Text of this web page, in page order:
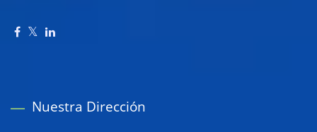
Nuestra Dirección